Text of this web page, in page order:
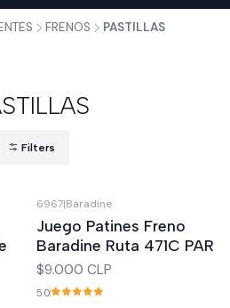
FRENOS PASTILLAS
Filters
6967|Baradine
Juego Patines Freno
Baradine Ruta 471C PAR
$9.000 CLP
5.0